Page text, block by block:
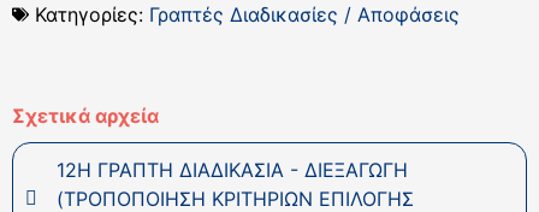
Κατηγορίες: Γραπτές Διαδικασίες / Αποφάσεις
Σχετικά αρχεία
12Η ΓΡΑΠΤΗ ΔΙΑΔΙΚΑΣΙΑ - ΔΙΕΞΑΓΩΓΗ
(ΤΡΟΠΟΠΟΙΗΣΗ ΚΡΙΤΗΡΙΩΝ ΕΠΙΛΟΓΗΣ